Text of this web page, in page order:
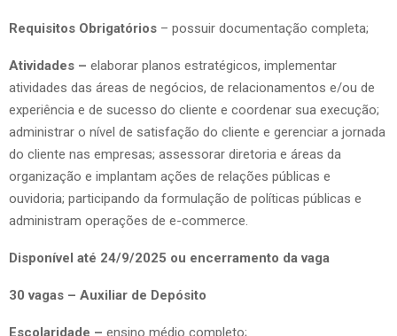
Requisitos Obrigatórios – possuir documentação completa;
Atividades – elaborar planos estratégicos, implementar
atividades das áreas de negócios, de relacionamentos e/ou de
experiência e de sucesso do cliente e coordenar sua execução;
administrar o nível de satisfação do cliente e gerenciar a jornada
do cliente nas empresas; assessorar diretoria e áreas da
organização e implantam ações de relações públicas e
ouvidoria; participando da formulação de políticas públicas e
administram operações de e-commerce.
Disponível até 24/9/2025 ou encerramento da vaga
30 vagas – Auxiliar de Depósito
Escolaridade – ensino médio completo;